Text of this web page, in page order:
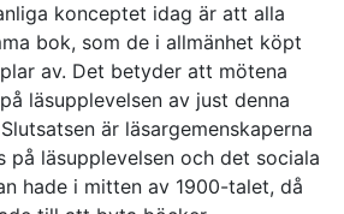
konceptet idag är att alla
bok, som de i allmänhet köpt
av. Det betyder att mötena
läsupplevelsen av just denna
är läsargemenskaperna
på läsupplevelsen och det sociala
hade i mitten av 1900-talet, då